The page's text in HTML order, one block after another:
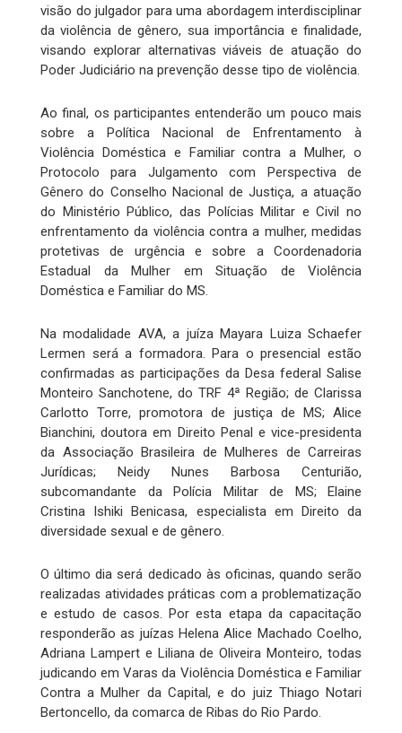
visão do julgador para uma abordagem interdisciplinar
da violência de gênero, sua importância e finalidade,
visando explorar alternativas viáveis de atuação do
Poder Judiciário na prevenção desse tipo de violência.
Ao final, os participantes entenderão um pouco mais
sobre a Política Nacional de Enfrentamento à
Violência Doméstica e Familiar contra a Mulher, o
Protocolo para Julgamento com Perspectiva de
Gênero do Conselho Nacional de Justiça, a atuação
do Ministério Público, das Polícias Militar e Civil no
enfrentamento da violência contra a mulher, medidas
protetivas de urgência e sobre a Coordenadoria
Estadual da Mulher em Situação de Violência
Doméstica e Familiar do MS.
Na modalidade AVA, a juíza Mayara Luiza Schaefer
Lermen será a formadora. Para o presencial estão
confirmadas as participações da Desa federal Salise
Monteiro Sanchotene, do TRF 4ª Região; de Clarissa
Carlotto Torre, promotora de justiça de MS; Alice
Bianchini, doutora em Direito Penal e vice-presidenta
da Associação Brasileira de Mulheres de Carreiras
Jurídicas; Neidy Nunes Barbosa Centurião,
subcomandante da Polícia Militar de MS; Elaine
Cristina Ishiki Benicasa, especialista em Direito da
diversidade sexual e de gênero.
O último dia será dedicado às oficinas, quando serão
realizadas atividades práticas com a problematização
e estudo de casos. Por esta etapa da capacitação
responderão as juízas Helena Alice Machado Coelho,
Adriana Lampert e Liliana de Oliveira Monteiro, todas
judicando em Varas da Violência Doméstica e Familiar
Contra a Mulher da Capital, e do juiz Thiago Notari
Bertoncello, da comarca de Ribas do Rio Pardo.